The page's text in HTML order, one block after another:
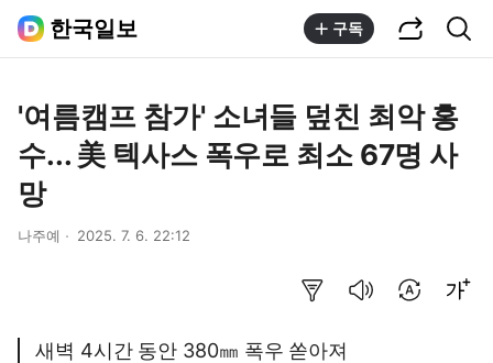
한국일보 구독
'여름캠프 참가' 소녀들 덮친 최악 홍
수... 美 텍사스 폭우로 최소 67명 사
망
나주예 2025. 7. 6. 22:12
새벽 4시간 동안 380㎜ 폭우 쏟아져